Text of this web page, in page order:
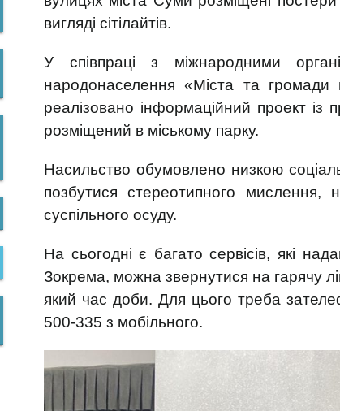
вигляді сітілайтів.
У співпраці з міжнародними
народонаселення «Міста та громади
реалізовано інформаційний проект
розміщений в міському парку.
Насильство обумовлено низкою
позбутися стереотипного
суспільного осуду.
На сьогодні є багато сервісів, які
Зокрема, можна звернутися на гарячу
який час доби. Для цього треба
500-335 з мобільного.